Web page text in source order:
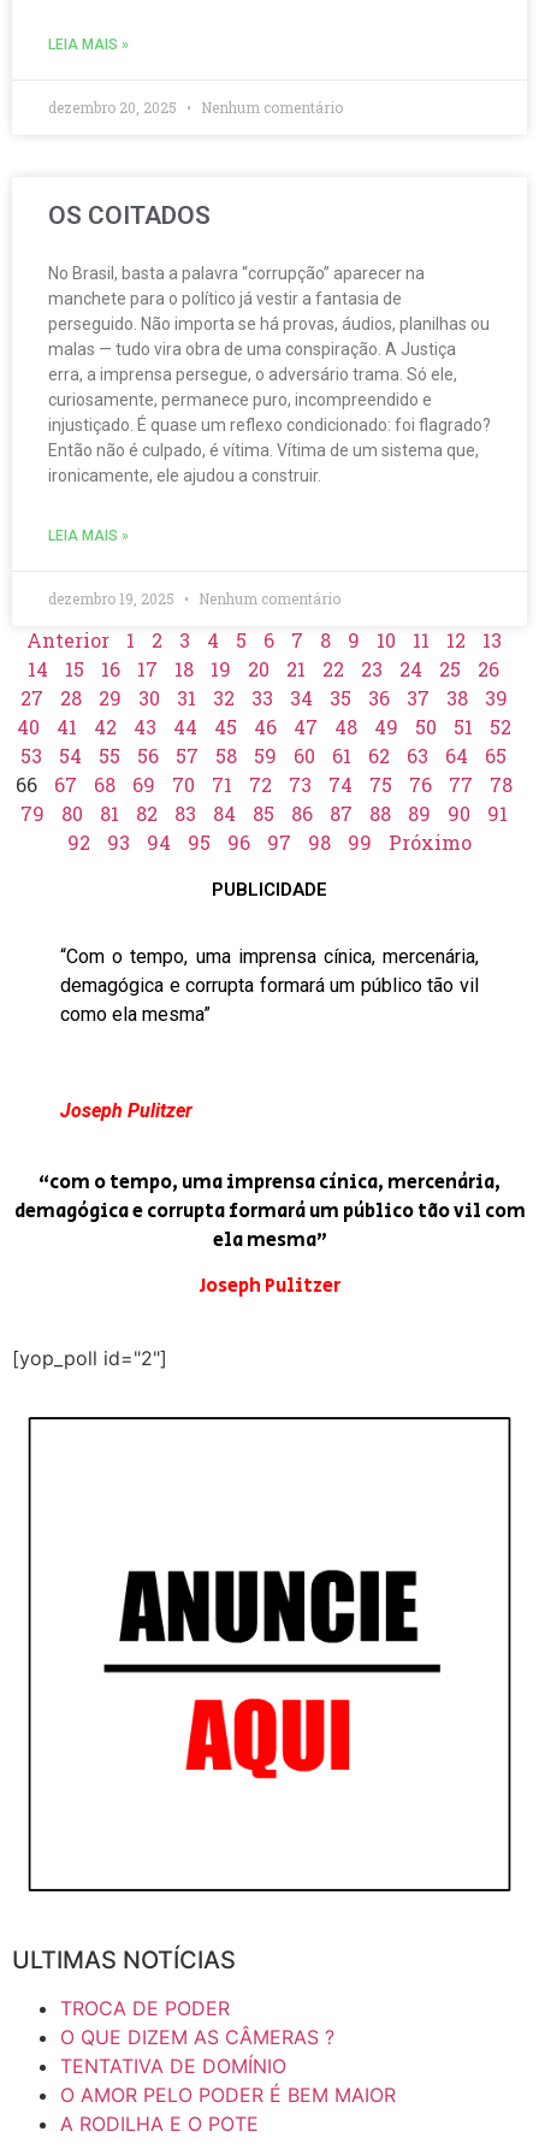
LEIA MAIS »
dezembro 20, 2025 Nenhum comentário
OS COITADOS
No Brasil, basta a palavra “corrupção” aparecer na
manchete para o político já vestir a fantasia de
perseguido. Não importa se há provas, áudios, planilhas ou
malas — tudo vira obra de uma conspiração. A Justiça
erra, a imprensa persegue, o adversário trama. Só ele,
curiosamente, permanece puro, incompreendido e
injustiçado. É quase um reflexo condicionado: foi flagrado?
Então não é culpado, é vítima. Vítima de um sistema que,
ironicamente, ele ajudou a construir.
LEIA MAIS »
dezembro 19, 2025 Nenhum comentário
Anterior 1 2 3 4 5 6 7 8 9 10 11 12
13
14
15 16 17 18 19 20 21 22 23 24 25
26
27
28 29 30 31 32 33 34 35 36 37 38
39
40
41 42 43 44 45 46 47 48 49 50 51
52
53
54 55 56 57 58 59 60 61 62 63 64
65
66
67 68 69 70 71 72 73 74 75 76 77
78
79
80 81 82 83 84 85 86 87 88 89 90
91
92
93 94 95 96 97 98 99 Próximo
PUBLICIDADE
“Com o tempo, uma imprensa cínica, mercenária,
demagógica e corrupta formará um público tão vil
como ela mesma”
Joseph Pulitzer
“com o tempo, uma imprensa cínica, mercenária,
demagógica e corrupta formará um público tão vil com
ela mesma”
Joseph Pulitzer
[yop_poll id="2"]
ULTIMAS NOTÍCIAS
TROCA DE PODER
O QUE DIZEM AS CÂMERAS ?
TENTATIVA DE DOMÍNIO
O AMOR PELO PODER É BEM MAIOR
A RODILHA E O POTE